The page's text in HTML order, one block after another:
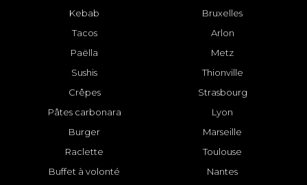
Kebab
Tacos
Paëlla
Sushis
Crêpes
Pâtes carbonara
Burger
Raclette
Buffet à volonté
Bruxelles
Arlon
Metz
Thionville
Strasbourg
Lyon
Marseille
Toulouse
Nantes